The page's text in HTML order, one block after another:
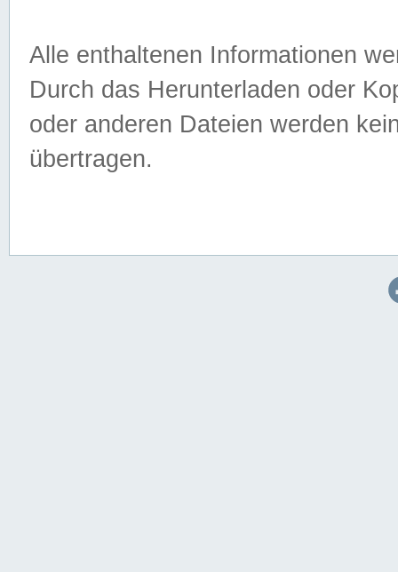
Alle enthaltenen Informationen
Durch das Herunterladen oder
oder anderen Dateien werden
übertragen.